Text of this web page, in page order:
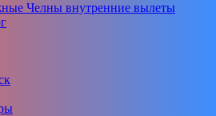
Челны внутренние вылеты